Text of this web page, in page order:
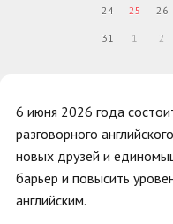
6 июня 2026 года
разговорного
новых друзей и
барьер и повысить
английским.
24 25 26
31 1 2